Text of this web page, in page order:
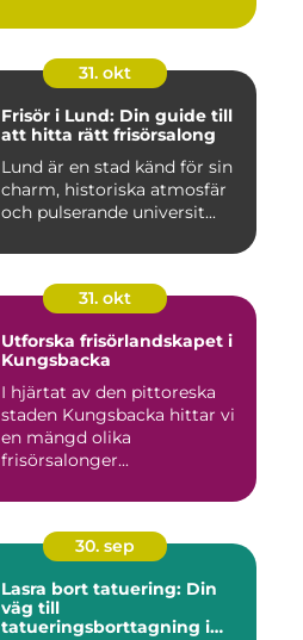
31. okt
Frisör i Lund: Din guide till
att hitta rätt frisörsalong
Lund är en stad känd för sin
charm, historiska atmosfär
och pulserande universit...
31. okt
Utforska frisörlandskapet i
Kungsbacka
I hjärtat av den pittoreska
staden Kungsbacka hittar vi
en mängd olika
frisörsalonger...
30. sep
Lasra bort tatuering: Din
väg till
tatueringsborttagning i